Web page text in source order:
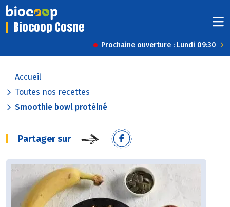
Biocoop Cosne
Prochaine ouverture : Lundi 09:30
Accueil
Toutes nos recettes
Smoothie bowl protéiné
Partager sur